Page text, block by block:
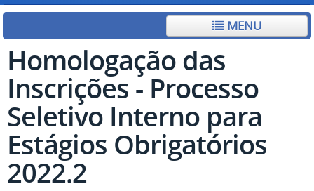
MENU
Homologação das
Inscrições - Processo
Seletivo Interno para
Estágios Obrigatórios
2022.2